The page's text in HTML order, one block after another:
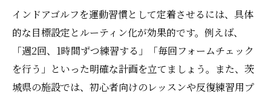
インドアゴルフを運動習慣として定着させるには、具体
的な目標設定とルーティン化が効果的です。例えば、
「週2回、1時間ずつ練習する」「毎回フォームチェック
を行う」といった明確な計画を立てましょう。また、茨
城県の施設では、初心者向けのレッスンや反復練習用プ